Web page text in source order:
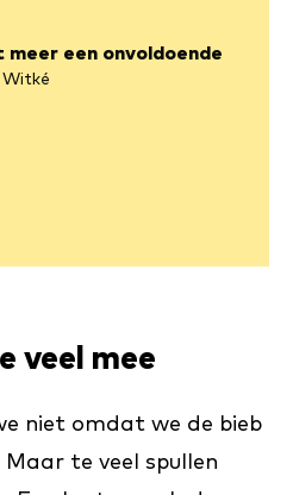
meer een on­vol­doen­de
veel mee
niet omdat we de bieb
Maar te veel spullen